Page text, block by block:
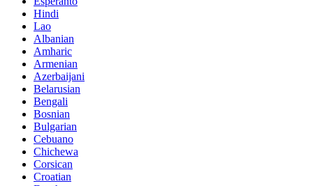
Hindi
Lao
Albanian
Amharic
Armenian
Azerbaijani
Belarusian
Bengali
Bosnian
Bulgarian
Cebuano
Chichewa
Corsican
Croatian